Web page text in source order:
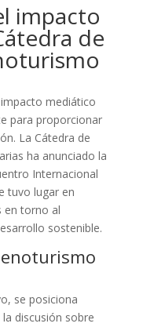
impacto
de
mediático
para proporcionar
La Cátedra de
ha anunciado la
Internacional
tuvo lugar en
en torno al
sostenible.
se posiciona
discusión sobre